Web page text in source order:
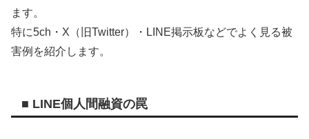
ます。
特に5ch・X（旧Twitter）・LINE掲示板などでよく見る被
害例を紹介します。
■ LINE個人間融資の罠